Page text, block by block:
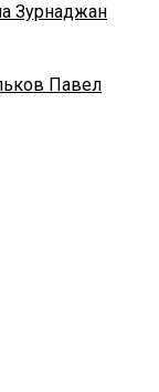
Зурнаджан
Павел